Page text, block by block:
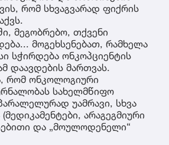
რომ სხვაგვარად ფიქრის
მეგობრებო, თქვენი
მოგეხსენებათ, რამხელა
სჭირდება ონკოპციენტის
დაავდების მართვას.
რომ ონკოლოგიური
სახელმწიფო
უამრავი, სხვა
არაგეგმიური
და „მოულოდენელი“